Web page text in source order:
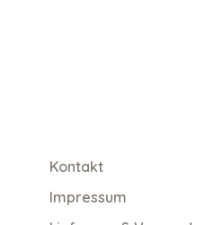
Kontakt
Impressum